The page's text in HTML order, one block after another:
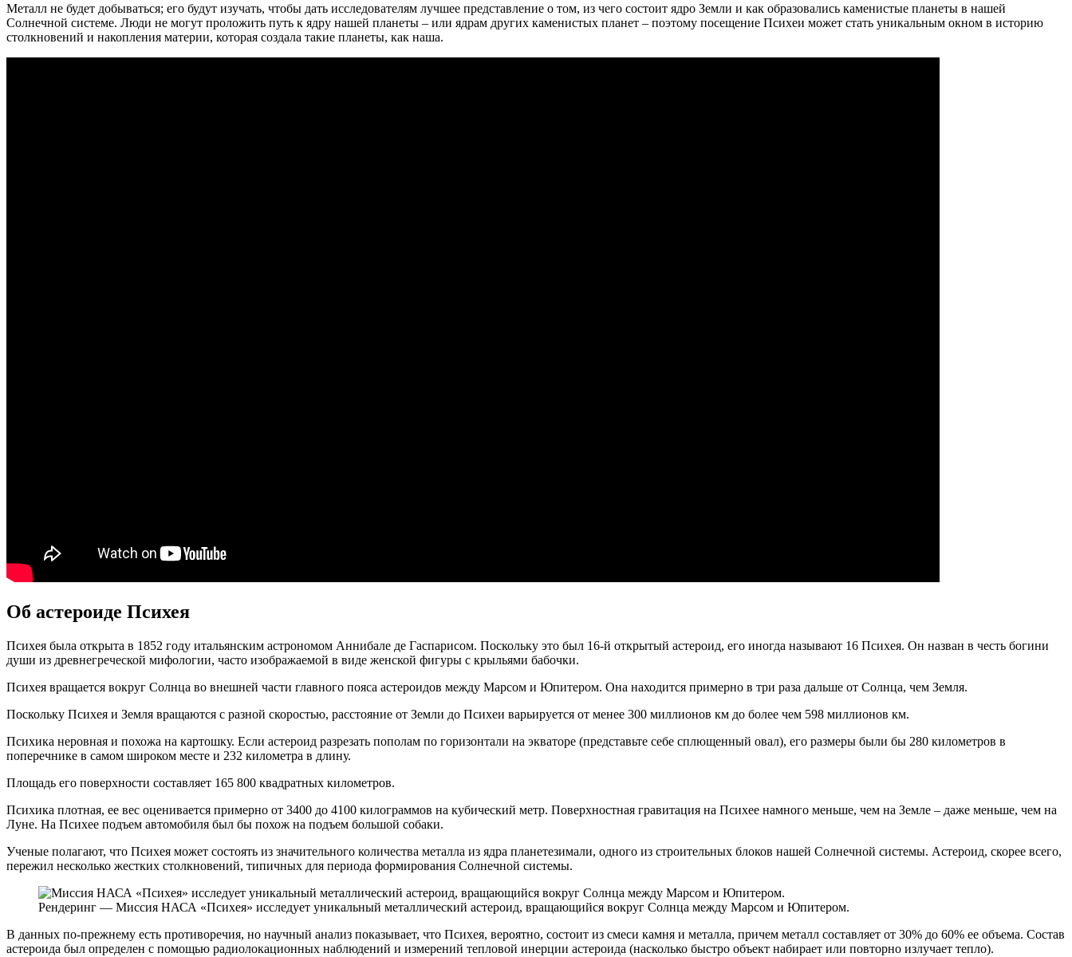
Металл не будет добываться; его будут изучать, чтобы дать исследователям лучшее представление о том, из чего состоит ядро ​​Земли и как образовались каменистые планеты в нашей
Солнечной системе. Люди не могут проложить путь к ядру нашей планеты – или ядрам других каменистых планет – поэтому посещение Психеи может стать уникальным окном в историю
столкновений и накопления материи, которая создала такие планеты, как наша.
Об астероиде Психея
Психея была открыта в 1852 году итальянским астрономом Аннибале де Гаспарисом. Поскольку это был 16-й открытый астероид, его иногда называют 16 Психея. Он назван в честь богини
души из древнегреческой мифологии, часто изображаемой в виде женской фигуры с крыльями бабочки.
Психея вращается вокруг Солнца во внешней части главного пояса астероидов между Марсом и Юпитером. Она находится примерно в три раза дальше от Солнца, чем Земля.
Поскольку Психея и Земля вращаются с разной скоростью, расстояние от Земли до Психеи варьируется от менее 300 миллионов км до более чем 598 миллионов км.
Психика неровная и похожа на картошку. Если астероид разрезать пополам по горизонтали на экваторе (представьте себе сплющенный овал), его размеры были бы 280 километров в
поперечнике в самом широком месте и 232 километра в длину.
Площадь его поверхности составляет 165 800 квадратных километров.
Психика плотная, ее вес оценивается примерно от 3400 до 4100 килограммов на кубический метр. Поверхностная гравитация на Психее намного меньше, чем на Земле – даже меньше, чем на
Луне. На Психее подъем автомобиля был бы похож на подъем большой собаки.
Ученые полагают, что Психея может состоять из значительного количества металла из ядра планетезимали, одного из строительных блоков нашей Солнечной системы. Астероид, скорее всего,
пережил несколько жестких столкновений, типичных для периода формирования Солнечной системы.
Рендеринг — Миссия НАСА «Психея» исследует уникальный металлический астероид, вращающийся вокруг Солнца между Марсом и Юпитером.
В данных по-прежнему есть противоречия, но научный анализ показывает, что Психея, вероятно, состоит из смеси камня и металла, причем металл составляет от 30% до 60% ее объема. Состав
астероида был определен с помощью радиолокационных наблюдений и измерений тепловой инерции астероида (насколько быстро объект набирает или повторно излучает тепло).